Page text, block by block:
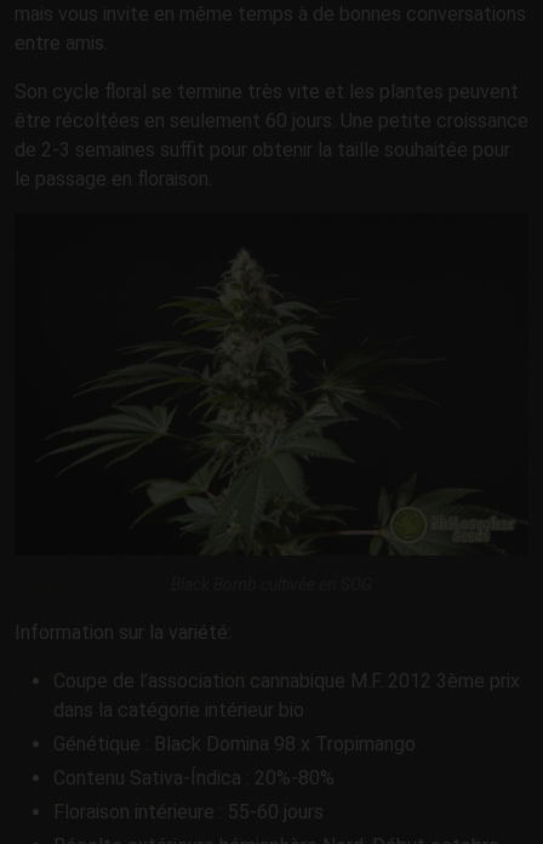
mais vous invite en même temps à de bonnes conversations
entre amis.
Son cycle floral se termine très vite et les plantes peuvent
être récoltées en seulement 60 jours. Une petite croissance
de 2-3 semaines suffit pour obtenir la taille souhaitée pour
le passage en floraison.
Information sur la variété:
Coupe de l’association cannabique M.F. 2012 3ème prix
dans la catégorie intérieur bio
Génétique : Black Domina 98 x Tropimango
Contenu Sativa-Índica : 20%-80%
Floraison intérieure : 55-60 jours